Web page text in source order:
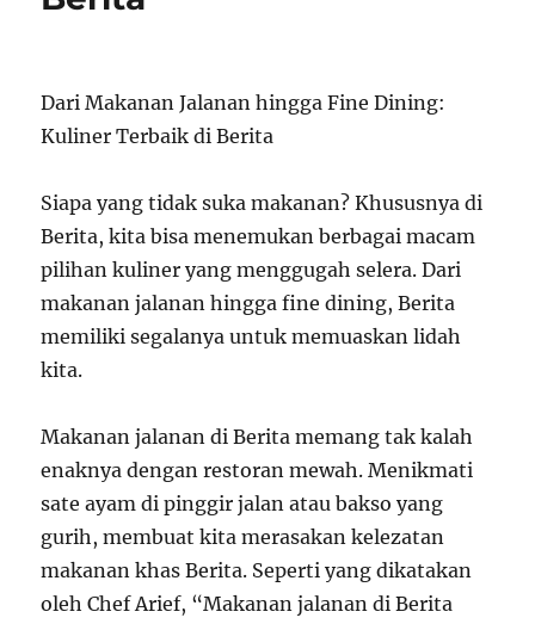
Dari Makanan Jalanan hingga Fine Dining:
Kuliner Terbaik di Berita
Siapa yang tidak suka makanan? Khususnya di
Berita, kita bisa menemukan berbagai macam
pilihan kuliner yang menggugah selera. Dari
makanan jalanan hingga fine dining, Berita
memiliki segalanya untuk memuaskan lidah
kita.
Makanan jalanan di Berita memang tak kalah
enaknya dengan restoran mewah. Menikmati
sate ayam di pinggir jalan atau bakso yang
gurih, membuat kita merasakan kelezatan
makanan khas Berita. Seperti yang dikatakan
oleh Chef Arief, “Makanan jalanan di Berita